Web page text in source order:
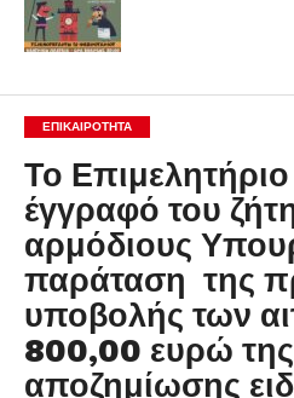
ΕΠΙΚΑΙΡΟΤΗΤΑ
Το
έγγραφό του
αρμόδιους
παράταση της
υποβολής των
800,00 ευρώ της
αποζημίωσης